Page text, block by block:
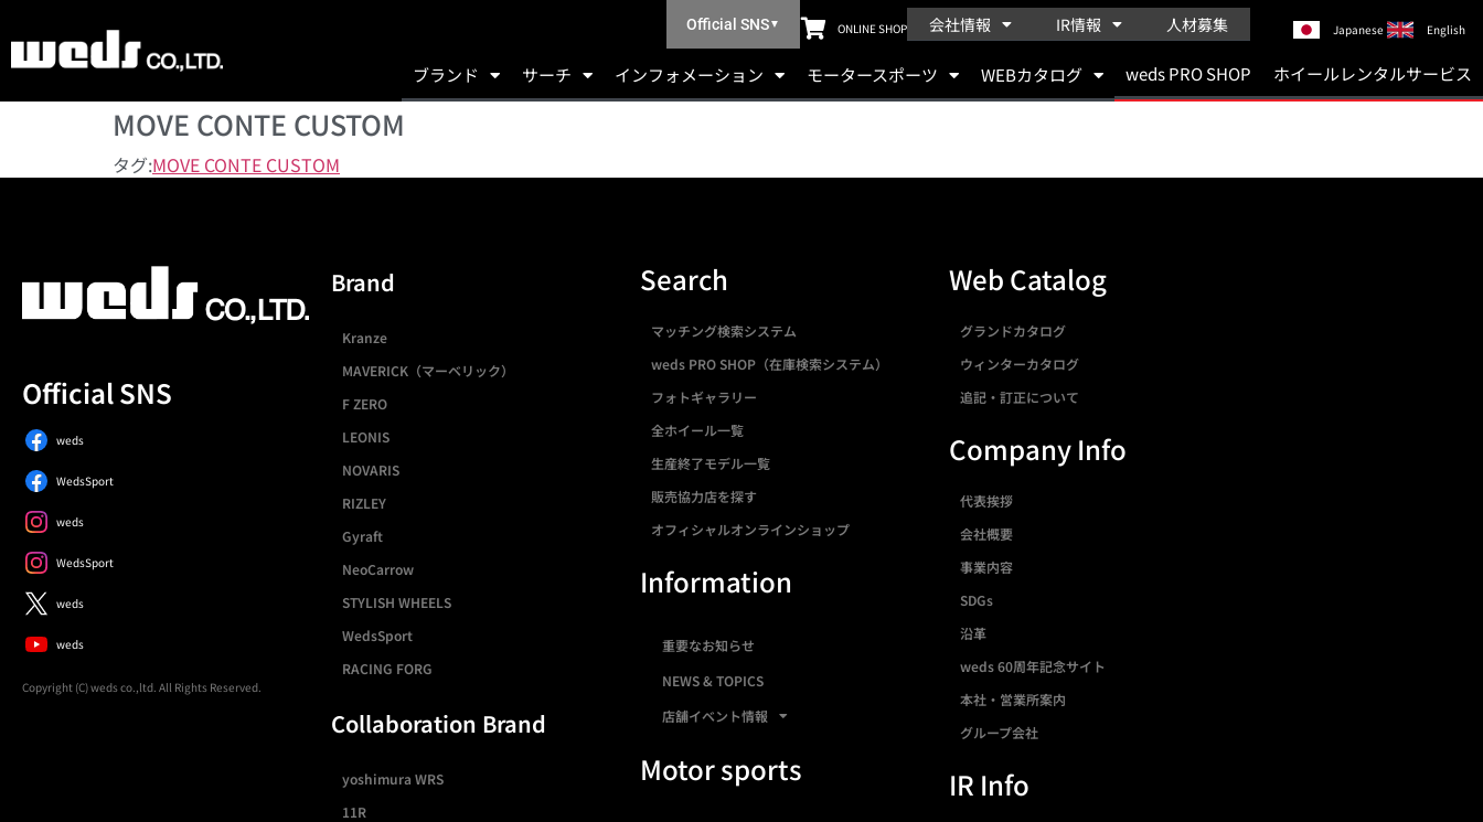
Official SNS▼ ONLINE SHOP 会社情報 IR情報 人材募集 Japanese English
ブランド サーチ インフォメーション モータースポーツ WEBカタログ weds PRO SHOP ホイールレンタルサービス
MOVE CONTE CUSTOM
タグ:MOVE CONTE CUSTOM
Official SNS
weds
WedsSport
weds
WedsSport
weds
weds
Copyright (C) weds co.,ltd. All Rights Reserved.
Brand
Kranze
MAVERICK（マーベリック）
F ZERO
LEONIS
NOVARIS
RIZLEY
Gyraft
NeoCarrow
STYLISH WHEELS
WedsSport
RACING FORG
Collaboration Brand
yoshimura WRS
11R
Search
マッチング検索システム
weds PRO SHOP（在庫検索システム）
フォトギャラリー
全ホイール一覧
生産終了モデル一覧
販売協力店を探す
オフィシャルオンラインショップ
Information
重要なお知らせ
NEWS & TOPICS
店舗イベント情報
Motor sports
Web Catalog
グランドカタログ
ウィンターカタログ
追記・訂正について
Company Info
代表挨拶
会社概要
事業内容
SDGs
沿革
weds 60周年記念サイト
本社・営業所案内
グループ会社
IR Info